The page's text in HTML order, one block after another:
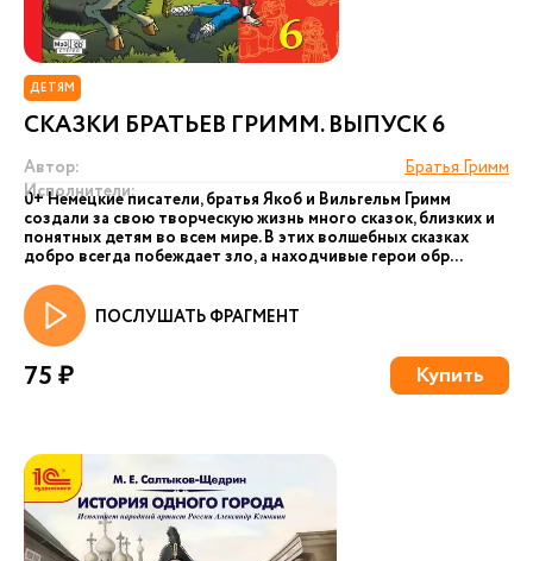
ДЕТЯМ
СКАЗКИ БРАТЬЕВ ГРИММ. ВЫПУСК 6
Автор:
Братья Гримм
Исполнители:
0+ Немецкие писатели, братья Якоб и Вильгельм Гримм
создали за свою творческую жизнь много сказок, близких и
понятных детям во всем мире. В этих волшебных сказках
добро всегда побеждает зло, а находчивые герои обр...
ПОСЛУШАТЬ ФРАГМЕНТ
75 ₽ Купить